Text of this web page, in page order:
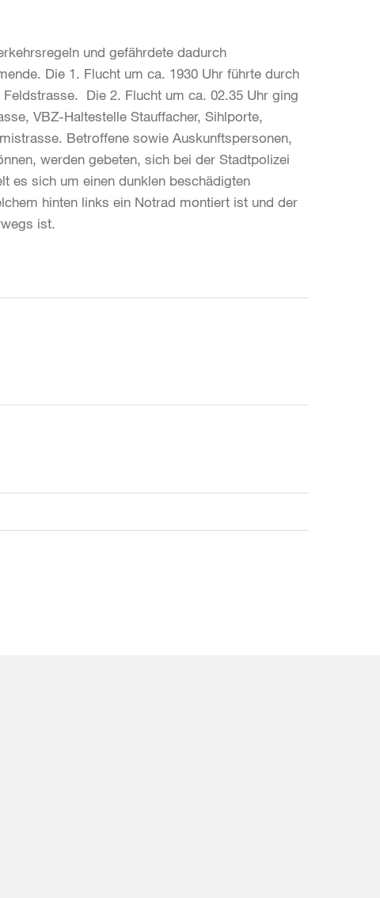
und gefährdete dadurch
Die 1. Flucht um ca. 1930 Uhr führte durch
Die 2. Flucht um ca. 02.35 Uhr ging
VBZ-Haltestelle Stauffacher, Sihlporte,
Betroffene sowie Auskunftspersonen,
werden gebeten, sich bei der Stadtpolizei
es sich um einen dunklen beschädigten
hinten links ein Notrad montiert ist und der
ist.